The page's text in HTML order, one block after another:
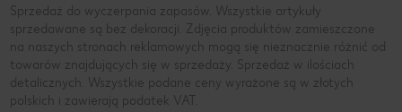
Sprzedaż do wyczerpania zapasów. Wszystkie artykuły
sprzedawane są bez dekoracji. Zdjęcia produktów zamieszczone
na naszych stronach reklamowych mogą się nieznacznie różnić od
towarów znajdujących się w sprzedaży. Sprzedaż w ilościach
detalicznych. Wszystkie podane ceny wyrażone są w złotych
polskich i zawierają podatek VAT.